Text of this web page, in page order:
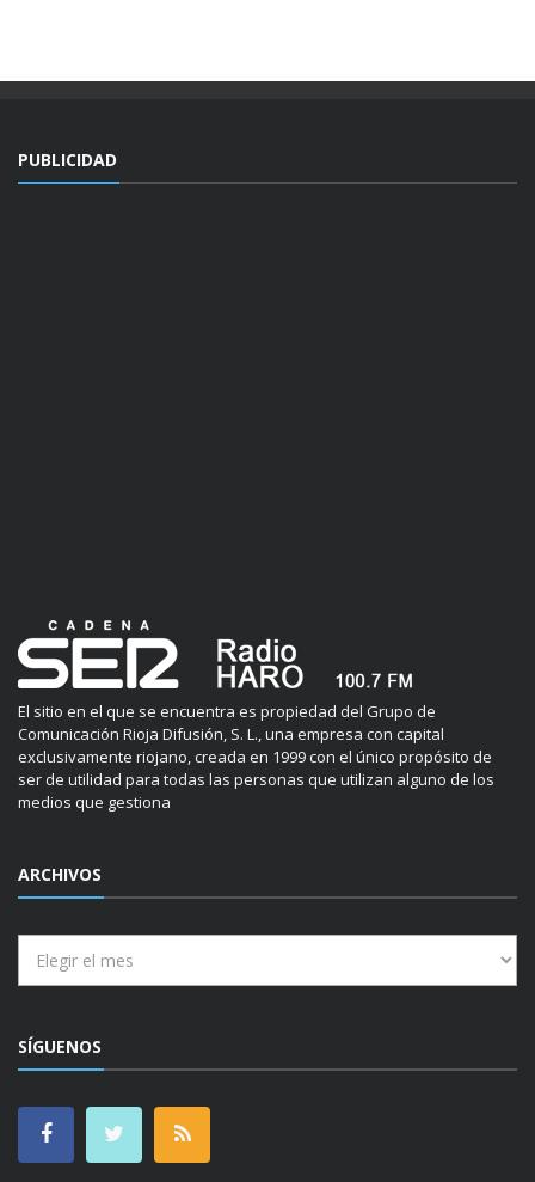
PUBLICIDAD
El sitio en el que se encuentra es propiedad del Grupo de
Comunicación Rioja Difusión, S. L., una empresa con capital
exclusivamente riojano, creada en 1999 con el único propósito de
ser de utilidad para todas las personas que utilizan alguno de los
medios que gestiona
ARCHIVOS
SÍGUENOS